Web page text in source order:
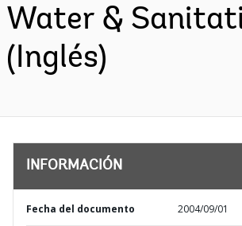
Water &
(Inglés)
INFORMACIÓN
Fecha del documento 2004/09/01